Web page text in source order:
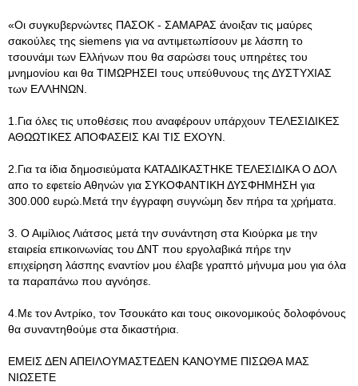
«Οι συγκυβερνώντες ΠΑΣΟΚ - ΣΑΜΑΡΑΣ άνοιξαν τις μαύρες
σακούλες της siemens για να αντιμετωπίσουν με λάσπη το
τσουνάμι των Ελλήνων που θα σαρώσει τους υπηρέτες του
μνημονίου και θα ΤΙΜΩΡΗΣΕΙ τους υπεύθυνους της ΔΥΣΤΥΧΙΑΣ
των ΕΛΛΗΝΩΝ.
1.Για όλες τις υποθέσεις που αναφέρουν υπάρχουν ΤΕΛΕΣΙΔΙΚΕΣ
ΑΘΩΩΤΙΚΕΣ ΑΠΟΦΑΣΕΙΣ ΚΑΙ ΤΙΣ ΕΧΟΥΝ.
2.Για τα ίδια δημοσιεύματα ΚΑΤΑΔΙΚΑΣΤΗΚΕ ΤΕΛΕΣΙΔΙΚΑ Ο ΔΟΛ
απο το εφετείο Αθηνών για ΣΥΚΟΦΑΝΤΙΚΗ ΔΥΣΦΗΜΗΣΗ για
300.000 ευρώ.Μετά την έγγραφη συγνώμη δεν πήρα τα χρήματα.
3. Ο Αιμίλιος Λιάτσος μετά την συνάντηση στα Κιούρκα με την
εταιρεία επικοινωνίας του ΔΝΤ που εργολαβικά πήρε την
επιχείρηση λάσπης εναντίον μου έλαβε γραπτό μήνυμα μου για όλα
τα παραπάνω που αγνόησε.
4.Με τον Αντρίκο, τον Τσουκάτο και τους οικονομικούς δολοφόνους
θα συναντηθούμε στα δικαστήρια.
ΕΜΕΙΣ ΔΕΝ ΑΠΕΙΛΟΥΜΑΣΤΕΔΕΝ ΚΑΝΟΥΜΕ ΠΙΣΩΘΑ ΜΑΣ
ΝΙΩΣΕΤΕ